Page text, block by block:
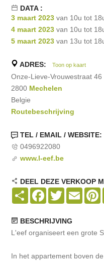
DATA :
3 maart 2023 van 10u tot
4 maart 2023 van 10u tot
5 maart 2023 van 13u tot
ADRES: Toon op kaart
Onze-Lieve-Vrouwestraat 46
2800 Mechelen
Belgie
Routebeschrijving
TEL / EMAIL / WEBSITE:
0496922080
www.l-eef.be
DEEL DEZE VERKOOP
Share Facebook
TwitterEmail
BESCHRIJVING
L'eef organiseert een grote
In het appartement boven